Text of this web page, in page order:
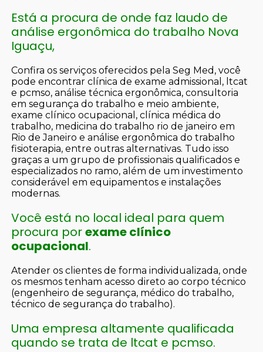
Está a procura de onde faz laudo de
análise ergonômica do trabalho Nova
Iguaçu,
Confira os serviços oferecidos pela Seg Med, você
pode encontrar clínica de exame admissional, ltcat
e pcmso, análise técnica ergonômica, consultoria
em segurança do trabalho e meio ambiente,
exame clínico ocupacional, clínica médica do
trabalho, medicina do trabalho rio de janeiro em
Rio de Janeiro e análise ergonômica do trabalho
fisioterapia, entre outras alternativas. Tudo isso
graças a um grupo de profissionais qualificados e
especializados no ramo, além de um investimento
considerável em equipamentos e instalações
modernas.
Você está no local ideal para quem
procura porexame clínico
ocupacional.
Atender os clientes de forma individualizada, onde
os mesmos tenham acesso direto ao corpo técnico
(engenheiro de segurança, médico do trabalho,
técnico de segurança do trabalho).
Uma empresa altamente qualificada
quando se trata de ltcat e pcmso.